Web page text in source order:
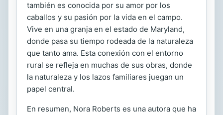
también es conocida por su amor por los
caballos y su pasión por la vida en el campo.
Vive en una granja en el estado de Maryland,
donde pasa su tiempo rodeada de la naturaleza
que tanto ama. Esta conexión con el entorno
rural se refleja en muchas de sus obras, donde
la naturaleza y los lazos familiares juegan un
papel central.
En resumen, Nora Roberts es una autora que ha